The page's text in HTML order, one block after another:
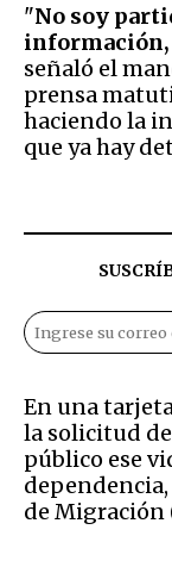
"No soy
información,
señaló el
prensa
haciendo la
que ya hay
En una
la solicitud
público ese
de Migración